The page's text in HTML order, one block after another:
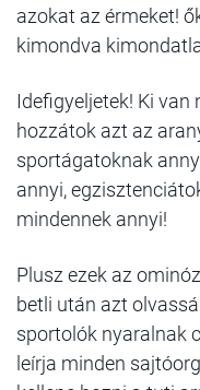
azokat az érmeket!
kimondva
Idefigyeljetek! Ki van
hozzátok azt az
sportágatoknak
annyi,
mindennek annyi!
Plusz ezek az
betli után azt
sportolók nyaralnak
leírja minden